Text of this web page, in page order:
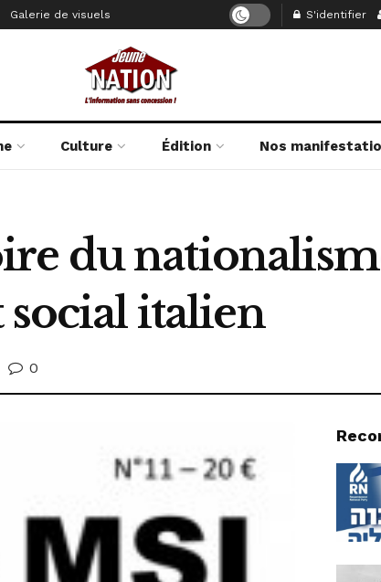
Galerie de visuels S'identifier
Culture Édition Nos
du
italien
0